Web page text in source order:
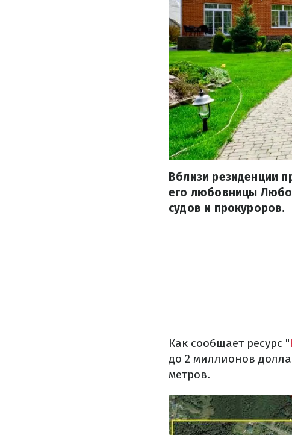
Вблизи резиденции
его любовницы
судов и прокуроров.
Как сообщает ресурс "
до 2 миллионов
метров.